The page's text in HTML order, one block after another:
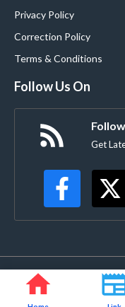
Privacy Policy
Correction Policy
Terms & Conditions
Follow Us On
Get
©